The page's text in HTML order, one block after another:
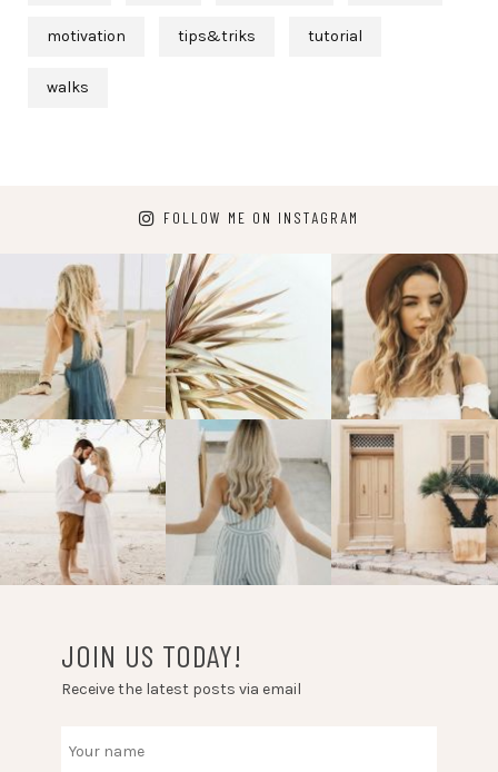
motivation tips&triks tutorial
walks
FOLLOW ME ON INSTAGRAM
JOIN US TODAY!
Receive the latest posts via email